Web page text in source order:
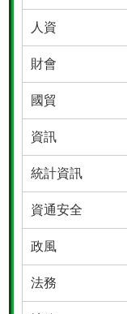
人資
財會
國貿
資訊
統計資訊
資通安全
政風
法務